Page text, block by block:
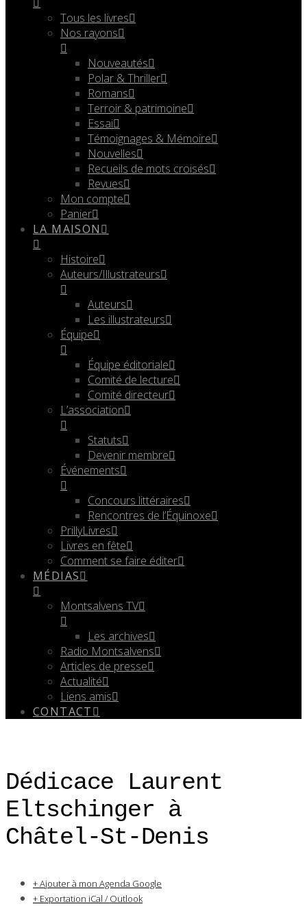
Tous les livres
Nos rayons
Nouveautés
Polar & Thriller
Romans
Terroir & patrimoine
Essai
Témoignages & Mémoire
Nouvelles
Recueils de mots croisés
Revues
Mon compte
Panier
LA MAISON
Histoire
Auteurs/Illustrateurs
Auteurs
Les illustrateurs
Équipe
Équipe éditoriale
Comité de lecture
Comité directeur
L’association
Statuts
Devenir membre
Événements
Concours littéraires
Rencontres de l’Équinoxe
PrillyLivres
Livres en fête
Comment se faire éditer
MÉDIAS
Montsalvens TV
Les archives
Radio Montsalvens
Articles de presse
Actualité
Liens amis
CONTACT
Dédicace Laurent
Eltschinger à
Châtel-St-Denis
+ Ajouter à mon Agenda Google
+ Exportation iCal / Outlook